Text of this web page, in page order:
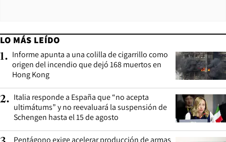
LO MÁS LEÍDO
1. Informe apunta a una colilla de cigarrillo como
origen del incendio que dejó 168 muertos en
Hong Kong
2. Italia responde a España que “no acepta
ultimátums” y no reevaluará la suspensión de
Schengen hasta el 15 de agosto
Pentágono exige acelerar producción de armas